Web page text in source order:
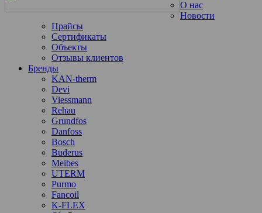
О нас
Новости
Прайсы
Сертификаты
Объекты
Отзывы клиентов
Бренды
KAN-therm
Devi
Viessmann
Rehau
Grundfos
Danfoss
Bosch
Buderus
Meibes
UTERM
Purmo
Fancoil
K-FLEX